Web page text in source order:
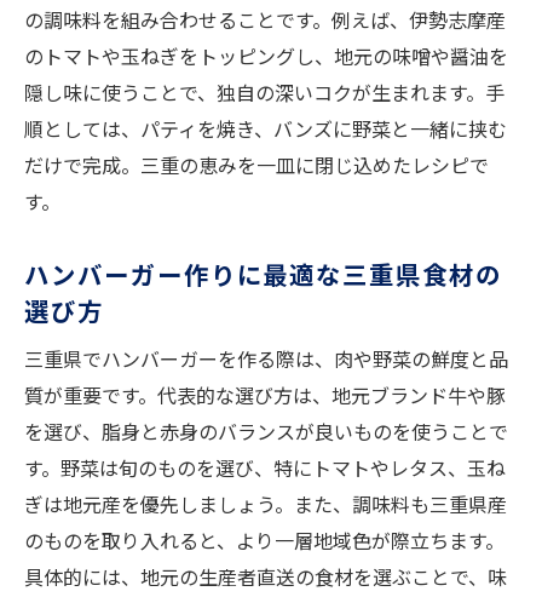
の調味料を組み合わせることです。例えば、伊勢志摩産
のトマトや玉ねぎをトッピングし、地元の味噌や醤油を
隠し味に使うことで、独自の深いコクが生まれます。手
順としては、パティを焼き、バンズに野菜と一緒に挟む
だけで完成。三重の恵みを一皿に閉じ込めたレシピで
す。
ハンバーガー作りに最適な三重県食材の
選び方
三重県でハンバーガーを作る際は、肉や野菜の鮮度と品
質が重要です。代表的な選び方は、地元ブランド牛や豚
を選び、脂身と赤身のバランスが良いものを使うことで
す。野菜は旬のものを選び、特にトマトやレタス、玉ね
ぎは地元産を優先しましょう。また、調味料も三重県産
のものを取り入れると、より一層地域色が際立ちます。
具体的には、地元の生産者直送の食材を選ぶことで、味